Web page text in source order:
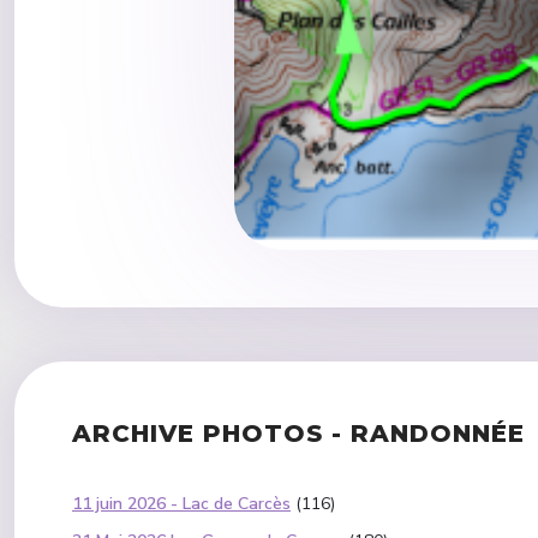
ARCHIVE PHOTOS - RANDONNÉE
11 juin 2026 - Lac de Carcès (116)